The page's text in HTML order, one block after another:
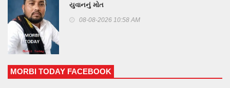
યુવાનનું મોત
08-08-2026 10:58 AM
MORBI TODAY FACEBOOK